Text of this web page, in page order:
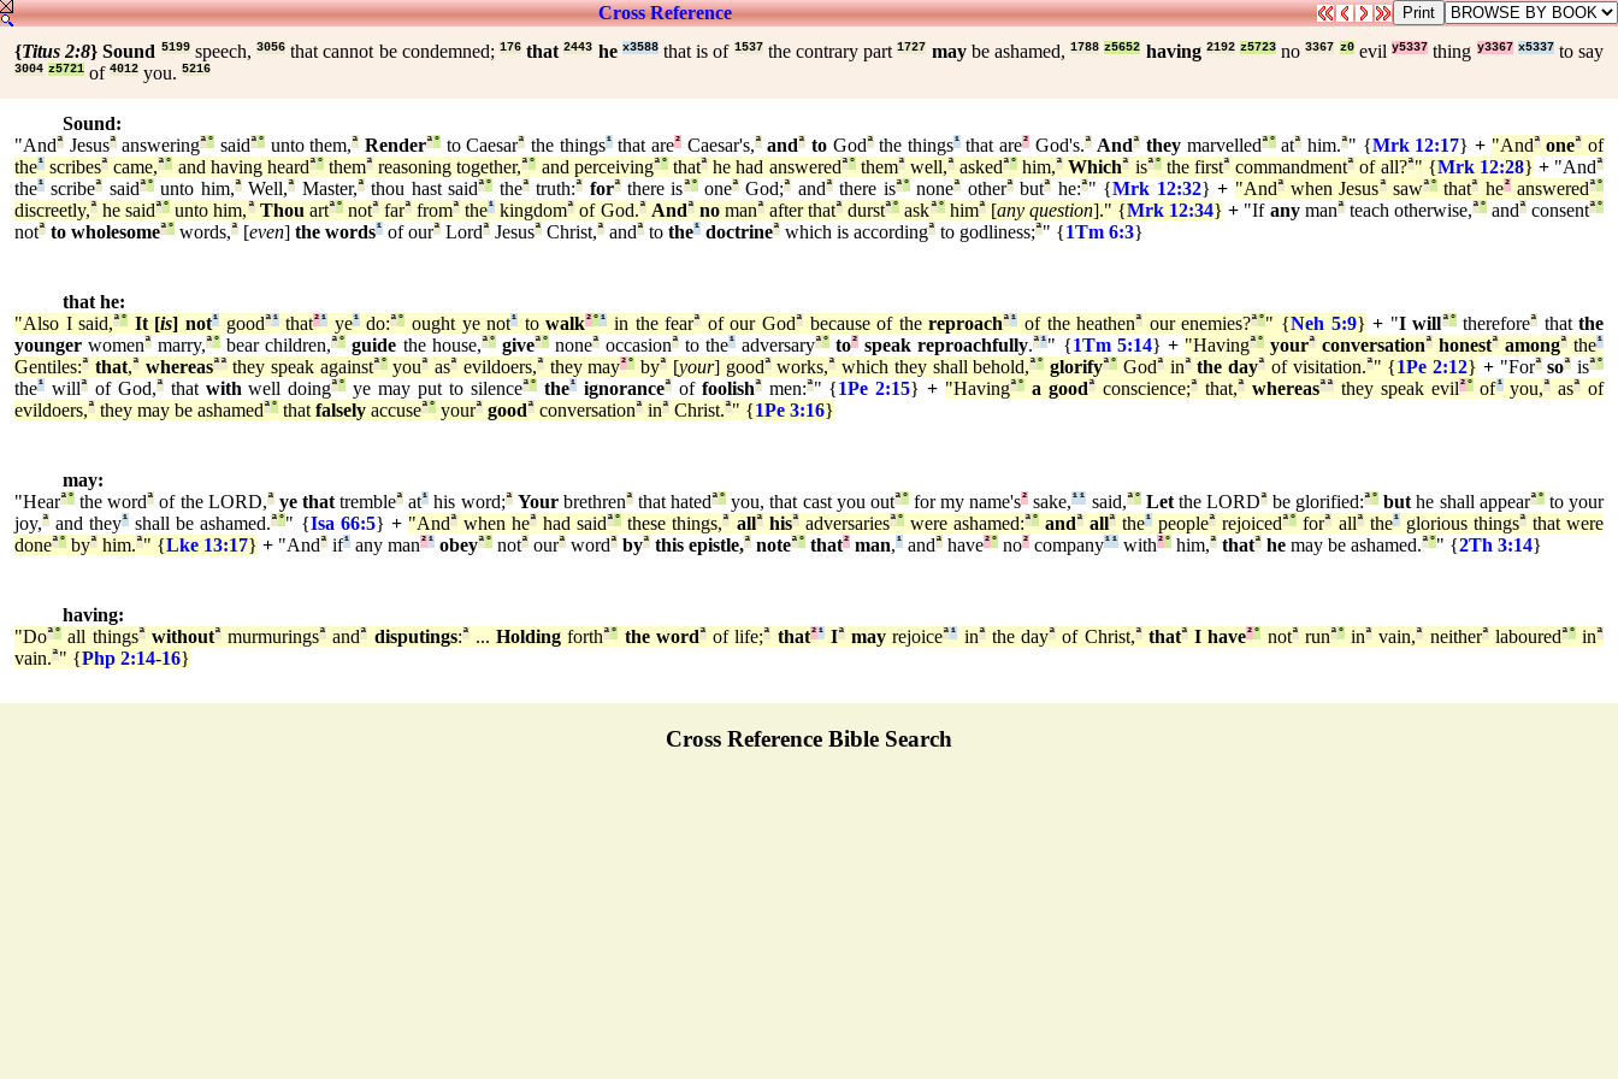
Cross Reference
{Titus 2:8} Sound 5199speech,3056 that cannot be condemned;176 that2443 he x3588that is of 1537the contrary part1727 maybe ashamed,1788 z5652 having 2192 z5723 no3367 z0evily5337 thing y3367 x5337to say
3004 z5721 of 4012 you. 5216
Sound:
"Andª Jesusªansweringª° saidª°unto them,ª Renderª°to Caesarª the things¹that are²Caesar's,ª andª toGodªthe things¹that are² God's.ª Andª they marvelledª°atª him.ª" {Mrk 12:17} + "Andª oneª of
the¹ scribesª came,ª° and having heardª°themª reasoning together,ª° and perceivingª°thatª he had answeredª°themª well,ª askedª° him,ª Whichª isª°the firstª commandmentª of all?ª" {Mrk 12:28} + "Andª
the¹ scribeª saidª°unto him,ªWell,ª Master,ªthou hast saidª° theªtruth:ª forªthere isª°oneªGod;ª andªthere isª°noneª otherªbutª he:ª" {Mrk 12:32} + "Andª when Jesusª sawª°thatª he²answeredª°
discreetly,ª he saidª° unto him, ª Thou artª°notª farª fromª the¹ kingdomª of God.ª Andª nomanª after thatª durstª° askª°himª [any question]." {Mrk 12:34} + "If anymanªteach otherwise,ª°andª consentª°
notª to wholesomeª° words,ª [even] the words¹ of ourª Lordª Jesusª Christ,ª andª to the¹ doctrineª which is accordingª to godliness;ª" {1Tm 6:3}
that he:
"Also I said,ª° It [is] not¹ goodª¹that²¹ ye¹do:ª° ought ye not¹ towalk²°¹ in the fearª of our Godª because of thereproachª¹ of the heathenª our enemies?ª°" {Neh 5:9} + "I willª°thereforeª thatthe
younger womenª marry,ª° bear children,ª° guide the house,ª° giveª°noneªoccasionªto the¹ adversaryª° to² speak reproachfully.ª¹" {1Tm 5:14} + "Havingª° yourª conversationª honestª amongª the¹
Gentiles:ª that,ª whereasªª they speak againstª°youª asª evildoers,ª they may²° byª [your] goodª works,ª which they shall behold,ª° glorifyª° Godª inª the dayª of visitation.ª" {1Pe 2:12} + "Forª soª isª°
the¹ willªof God,ªthat with well doingª° ye may put to silenceª° the¹ignoranceªof foolishªmen:ª" {1Pe 2:15} + "Havingª° a goodª conscience;ª that,ª whereasªª they speak evil²°of¹you,ª asª
of
evildoers,ª they may be ashamedª° that falsely accuseª° yourª goodª conversationª inª Christ.ª" {1Pe 3:16}
may:
"Hearª° the wordª of the LORD,ª ye thattrembleª at¹ his word;ª Yourbrethrenªthat hatedª° you, that cast you outª°for my name's² sake,¹¹ said,ª° Letthe LORDªbe glorified:ª° but he shall appearª°to your
joy,ª and they¹ shall be ashamed.ª°" {Isa 66:5} + "Andª when heª had saidª° these things,ª allª hisª adversariesª°were ashamed:ª° andª allª the¹ peopleª rejoicedª° forª allª the¹glorious thingsª that were
doneª° byª him.ª" {Lke 13:17} + "Andª if¹ any man²¹ obeyª° notª ourª wordª byª this epistle,ª noteª° that² man,¹ andª have²° no² company¹¹ with²° him,ª thatª he may be ashamed.ª°" {2Th 3:14}
having:
"Doª° all thingsª withoutª murmuringsª andª disputings:ª ... Holding forthª° the wordª of life;ª that²¹Iª may rejoiceª¹ inª the dayª of Christ,ª thatª I have²° notª runª°inª vain,ª neitherª labouredª°inª
vain.ª" {Php 2:14-16}
Cross Reference Bible Search